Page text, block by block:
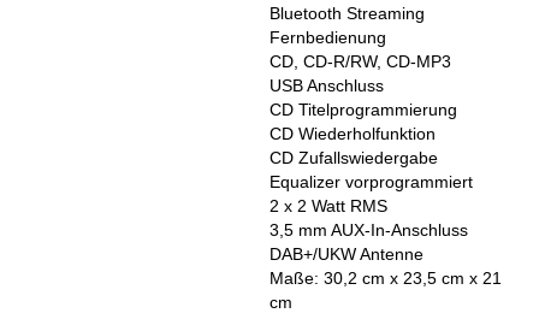
Bluetooth Streaming
Fernbedienung
CD, CD-R/RW, CD-MP3
USB Anschluss
CD Titelprogrammierung
CD Wiederholfunktion
CD Zufallswiedergabe
Equalizer vorprogrammiert
2 x 2 Watt RMS
3,5 mm AUX-In-Anschluss
DAB+/UKW Antenne
Maße: 30,2 cm x 23,5 cm x 21
cm